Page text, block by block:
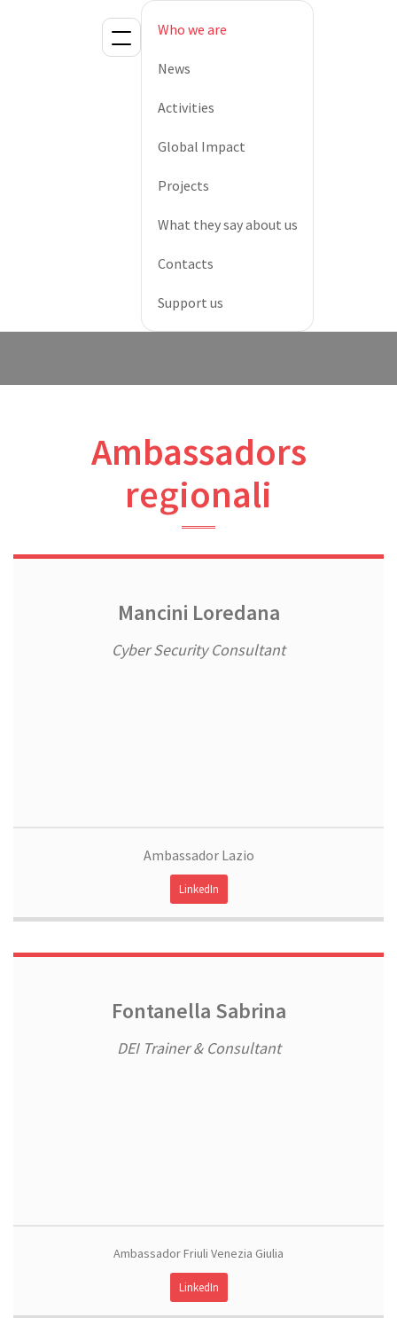
Who we are
News
Activities
Global Impact
Projects
What they say about us
Contacts
Support us
Ambassadors
regionali
Mancini Loredana
Cyber Security Consultant
Ambassador Lazio
LinkedIn
Fontanella Sabrina
DEI Trainer & Consultant
Ambassador Friuli Venezia Giulia
LinkedIn